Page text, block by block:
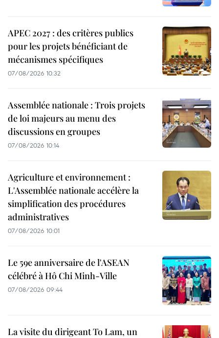
APEC 2027 : des critères publics
pour les projets bénéficiant de
mécanismes spécifiques
07/08/2026 10:32
Assemblée nationale : Trois projets
de loi majeurs au menu des
discussions en groupes
07/08/2026 10:14
Agriculture et environnement :
L'Assemblée nationale accélère la
simplification des procédures
administratives
07/08/2026 10:01
Le 59e anniversaire de l'ASEAN
célébré à Hô Chi Minh-Ville
07/08/2026 09:44
La visite du dirigeant To Lam, un